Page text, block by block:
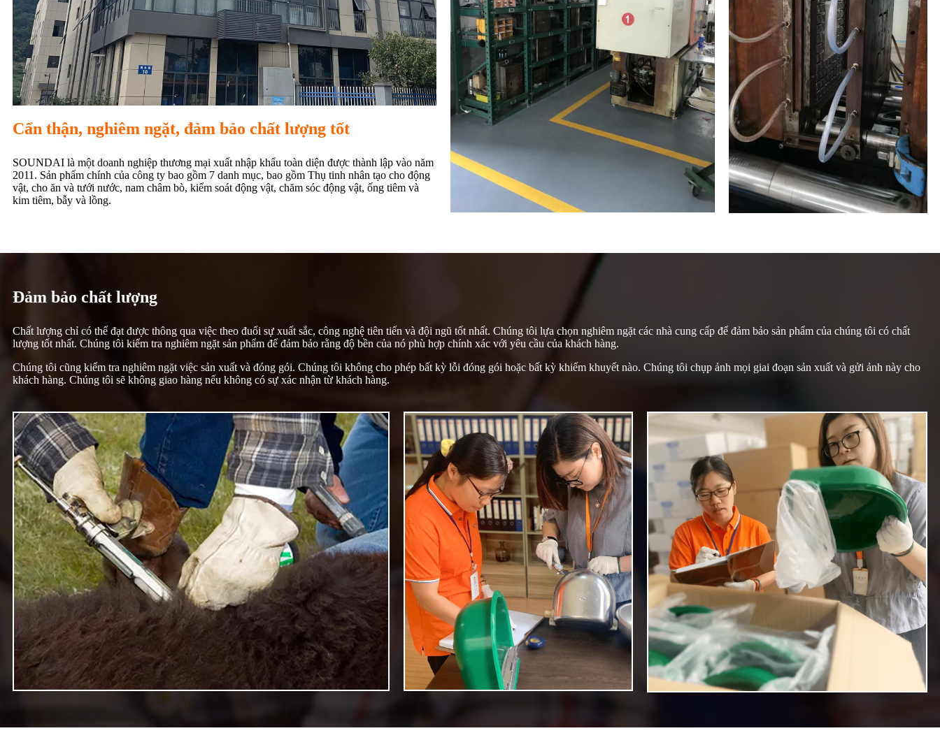
Cẩn thận, nghiêm ngặt, đảm bảo chất lượng tốt
SOUNDAI là một doanh nghiệp thương mại xuất nhập khẩu toàn diện được thành lập vào năm
2011. Sản phẩm chính của công ty bao gồm 7 danh mục, bao gồm Thụ tinh nhân tạo cho động
vật, cho ăn và tưới nước, nam châm bò, kiểm soát động vật, chăm sóc động vật, ống tiêm và
kim tiêm, bẫy và lồng.
Đảm bảo chất lượng
Chất lượng chỉ có thể đạt được thông qua việc theo đuổi sự xuất sắc, công nghệ tiên tiến và đội ngũ tốt nhất. Chúng tôi lựa chọn nghiêm ngặt các nhà cung cấp để đảm bảo sản phẩm của chúng tôi có chất
lượng tốt nhất. Chúng tôi kiểm tra nghiêm ngặt sản phẩm để đảm bảo rằng độ bền của nó phù hợp chính xác với yêu cầu của khách hàng.
Chúng tôi cũng kiểm tra nghiêm ngặt việc sản xuất và đóng gói. Chúng tôi không cho phép bất kỳ lỗi đóng gói hoặc bất kỳ khiếm khuyết nào. Chúng tôi chụp ảnh mọi giai đoạn sản xuất và gửi ảnh này cho
khách hàng. Chúng tôi sẽ không giao hàng nếu không có sự xác nhận từ khách hàng.